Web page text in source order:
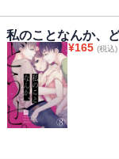
私のことなんか、
¥165 (税込)